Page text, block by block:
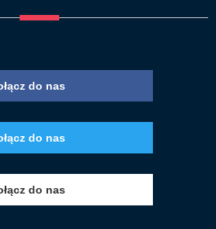
do nas
do nas
do nas